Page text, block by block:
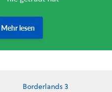
Borderlands 3